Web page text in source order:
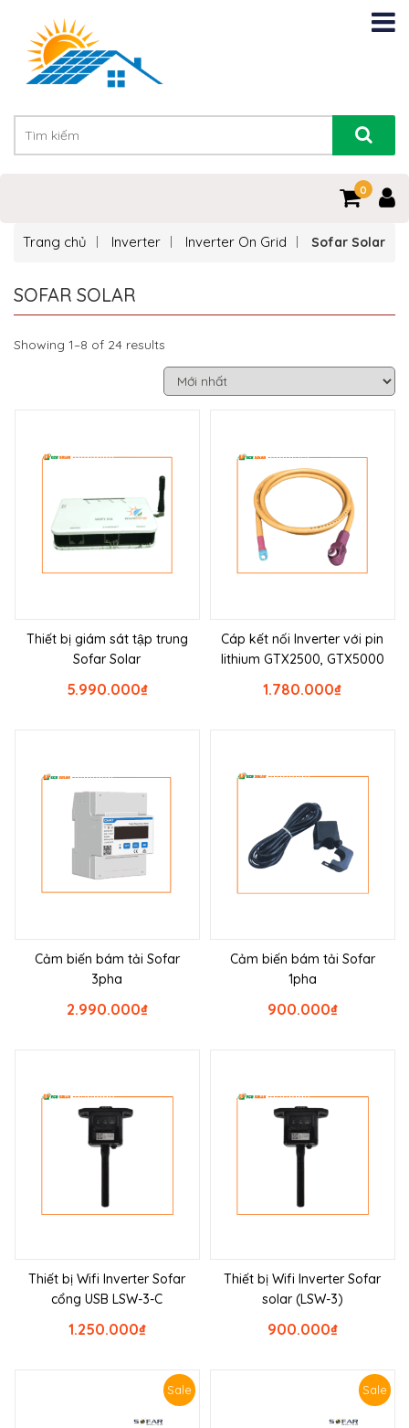
0
Trang chủ Inverter Inverter On Grid Sofar Solar
SOFAR SOLAR
Showing 1–8 of 24 results
Thiết bị giám sát tập trung
Sofar Solar
₫
5.990.000
Cáp kết nối Inverter với pin
lithium GTX2500, GTX5000
₫
1.780.000
Cảm biến bám tải Sofar
3pha
₫
2.990.000
Cảm biến bám tải Sofar
1pha
₫
900.000
Thiết bị Wifi Inverter Sofar
cổng USB LSW-3-C
₫
1.250.000
Thiết bị Wifi Inverter Sofar
solar (LSW-3)
₫
900.000
Sale Sale